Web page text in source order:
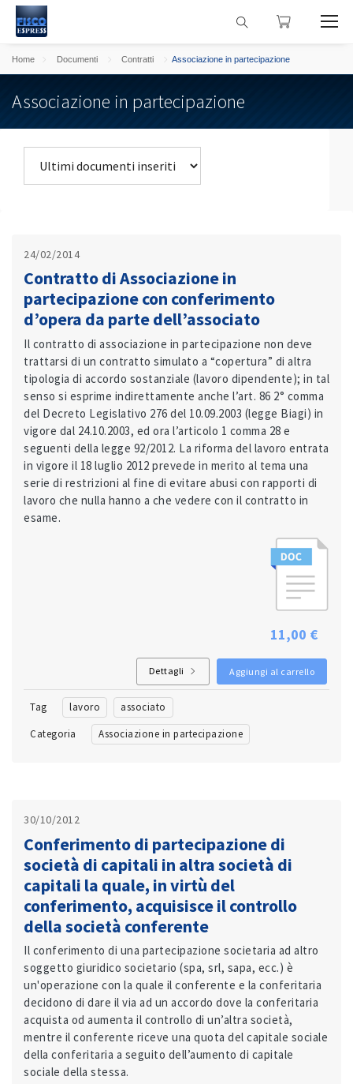
Home Documenti Contratti Associazione in partecipazione
Associazione in partecipazione
24/02/2014
Contratto di Associazione in
partecipazione con conferimento
d’opera da parte dell’associato
Il contratto di associazione in partecipazione non deve
trattarsi di un contratto simulato a “copertura” di altra
tipologia di accordo sostanziale (lavoro dipendente); in tal
senso si esprime indirettamente anche l’art. 86 2° comma
del Decreto Legislativo 276 del 10.09.2003 (legge Biagi) in
vigore dal 24.10.2003, ed ora l’articolo 1 comma 28 e
seguenti della legge 92/2012. La riforma del lavoro entrata
in vigore il 18 luglio 2012 prevede in merito al tema una
serie di restrizioni al fine di evitare abusi con rapporti di
lavoro che nulla hanno a che vedere con il contratto in
esame.
11,00 €
Dettagli Aggiungi al carrello
Tag lavoro
associato
Categoria
Associazione in partecipazione
30/10/2012
Conferimento di partecipazione di
società di capitali in altra società di
capitali la quale, in virtù del
conferimento, acquisisce il controllo
della società conferente
Il conferimento di una partecipazione societaria ad altro
soggetto giuridico societario (spa, srl, sapa, ecc.) è
un'operazione con la quale il conferente e la conferitaria
decidono di dare il via ad un accordo dove la conferitaria
acquista od aumenta il controllo di un’altra società,
mentre il conferente riceve una quota del capitale sociale
della conferitaria a seguito dell’aumento di capitale
sociale della stessa.